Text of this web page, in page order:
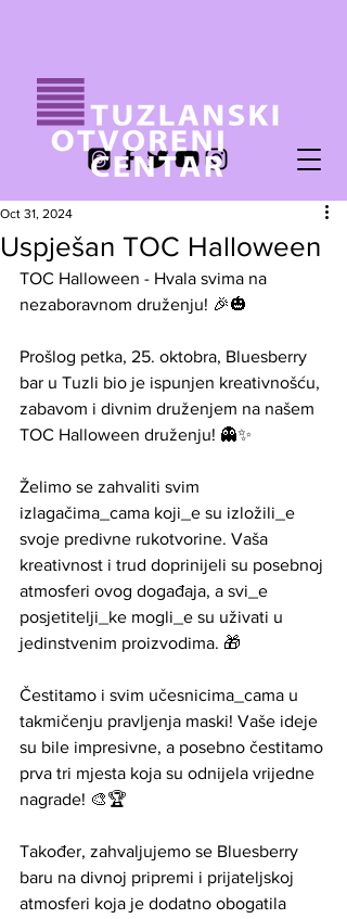
Uspješan TOC Halloween
Oct 31, 2024
TOC Halloween - Hvala svima na
nezaboravnom druženju! 🎉🎃
Prošlog petka, 25. oktobra, Bluesberry
bar u Tuzli bio je ispunjen kreativnošću,
zabavom i divnim druženjem na našem
TOC Halloween druženju! 👻✨
Želimo se zahvaliti svim
izlagačima_cama koji_e su izložili_e
svoje predivne rukotvorine. Vaša
kreativnost i trud doprinijeli su posebnoj
atmosferi ovog događaja, a svi_e
posjetitelji_ke mogli_e su uživati u
jedinstvenim proizvodima. 🎁
Čestitamo i svim učesnicima_cama u
takmičenju pravljenja maski! Vaše ideje
su bile impresivne, a posebno čestitamo
prva tri mjesta koja su odnijela vrijedne
nagrade! 🎨🏆
Također, zahvaljujemo se Bluesberry
baru na divnoj pripremi i prijateljskoj
atmosferi koja je dodatno obogatila